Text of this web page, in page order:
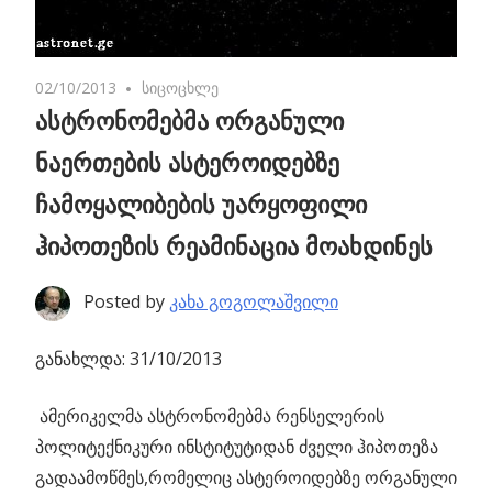
02/10/2013 No comments
სიცოცხლე
ასტრონომებმა ორგანული
ნაერთების ასტეროიდებზე
ჩამოყალიბების უარყოფილი
ჰიპოთეზის რეამინაცია მოახდინეს
Posted by კახა გოგოლაშვილი
განახლდა: 31/10/2013
ამერიკელმა ასტრონომებმარენსელერის
პოლიტექნიკური ინსტიტუტიდან ძველი ჰიპოთეზა
გადაამოწმეს,რომელიც ასტეროიდებზე ორგანული